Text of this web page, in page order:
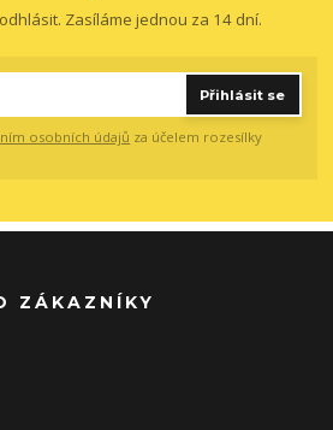
Zasíláme jednou za 14 dní.
Přihlásit se
osobních údajů za účelem rozesílky
ZÁKAZNÍKY